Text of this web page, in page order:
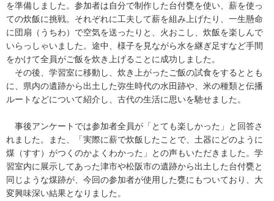
を準備しました。参加者は自分で制作した台付甕を使い、薪を使っ
ての炊飯に挑戦。それぞれに工夫して薪を組み上げたり、一生懸命
に団扇（うちわ）で空気を送ったりと、火おこし、炊飯を楽しんで
いらっしゃいました。途中、様子を見ながら水を継ぎ足すなど手間
をかけて全員がご飯を炊き上げることに成功しました。
その後、学習室に移動し、炊き上がったご飯の試食をするととも
に、県内の遺跡から出土した弥生時代の水田跡や、米の種類と伝播
ルートなどについて紹介し、古代の生活に思いを馳せました。
事後アンケートでは参加者全員が「とても楽しかった」と回答さ
れました。また、「実際に薪で炊飯したことで、土器にどのように
煤（すす）がつくのかよくわかった」との声もいただきました。学
習室内に展示してあった津市や松阪市の遺跡から出土した台付甕と
同じような煤跡が、今回の参加者が使用した甕にもついており、大
変興味深い結果となりました。